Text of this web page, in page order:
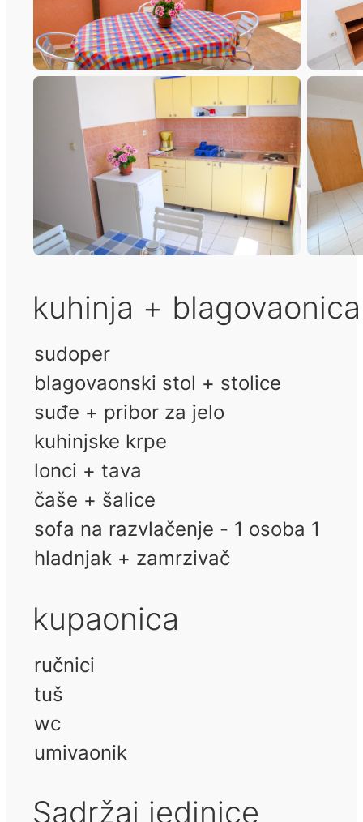
kuhinja +
sudoper
blagovaonski stol + stolice
suđe + pribor za jelo
kuhinjske krpe
lonci + tava
čaše + šalice
sofa na razvlačenje - 1 osoba 1
hladnjak + zamrzivač
kupaonica
ručnici
tuš
wc
umivaonik
Sadržaj jedinice